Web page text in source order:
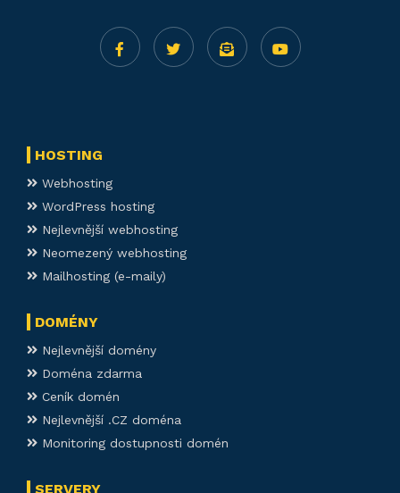
HOSTING
Webhosting
WordPress hosting
Nejlevnější webhosting
Neomezený webhosting
Mailhosting (e-maily)
DOMÉNY
Nejlevnější domény
Doména zdarma
Ceník domén
Nejlevnější .CZ doména
Monitoring dostupnosti domén
SERVERY